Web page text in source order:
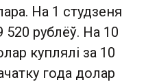
На 1 студзеня
520 рублёў. На 10
куплялі за 10
года долар